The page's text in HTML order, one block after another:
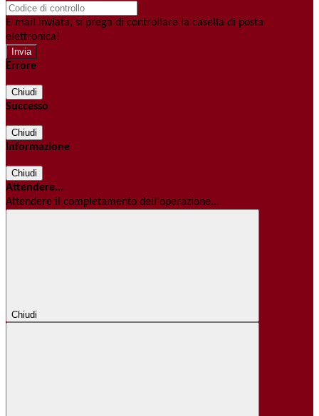
E-mail inviata, si prega di controllare la casella di posta
elettronica!
Errore
Chiudi
Successo
Chiudi
Informazione
Chiudi
Attendere...
Attendere il completamento dell'operazione...
Chiudi